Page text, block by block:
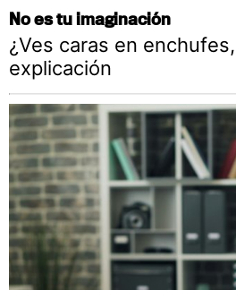
No es tu imaginación
¿Ves caras en
explicación